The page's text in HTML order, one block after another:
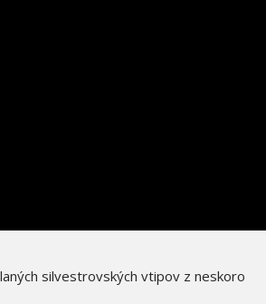
silvestrovských vtipov z neskoro